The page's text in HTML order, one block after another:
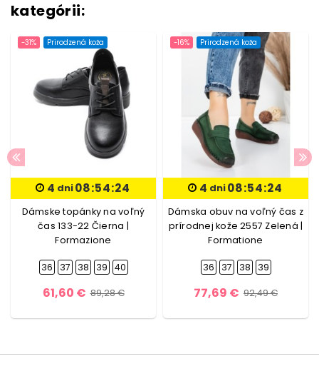
kategórii:
-31% Prirodzená koža
4 dni08:54:24
Dámske topánky na voľný
čas 133-22 Čierna |
Formazione
36 37 38 39 40
61,60 € 89,28 €
-16% Prirodzená koža
4 dni08:54:24
Dámska obuv na voľný čas z
prírodnej kože 2557 Zelená |
Formatione
36 37 38 39
77,69 € 92,49 €